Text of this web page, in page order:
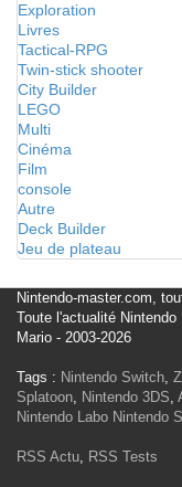
Exploration
Livres
Tactical-RPG
Twin-stick shooter
City Builder
LEGO
Multi
Cinéma
Film
console
Autre
Deck Builder
Jeu de plateau
Nintendo-master.com,
Toute l'actualité
Mario - 2003-2026
Tags : Nintendo Switch,
Splatoon, Nintendo 3DS,
Nintendo Labo Nintendo
RSS Actu, RSS Tests